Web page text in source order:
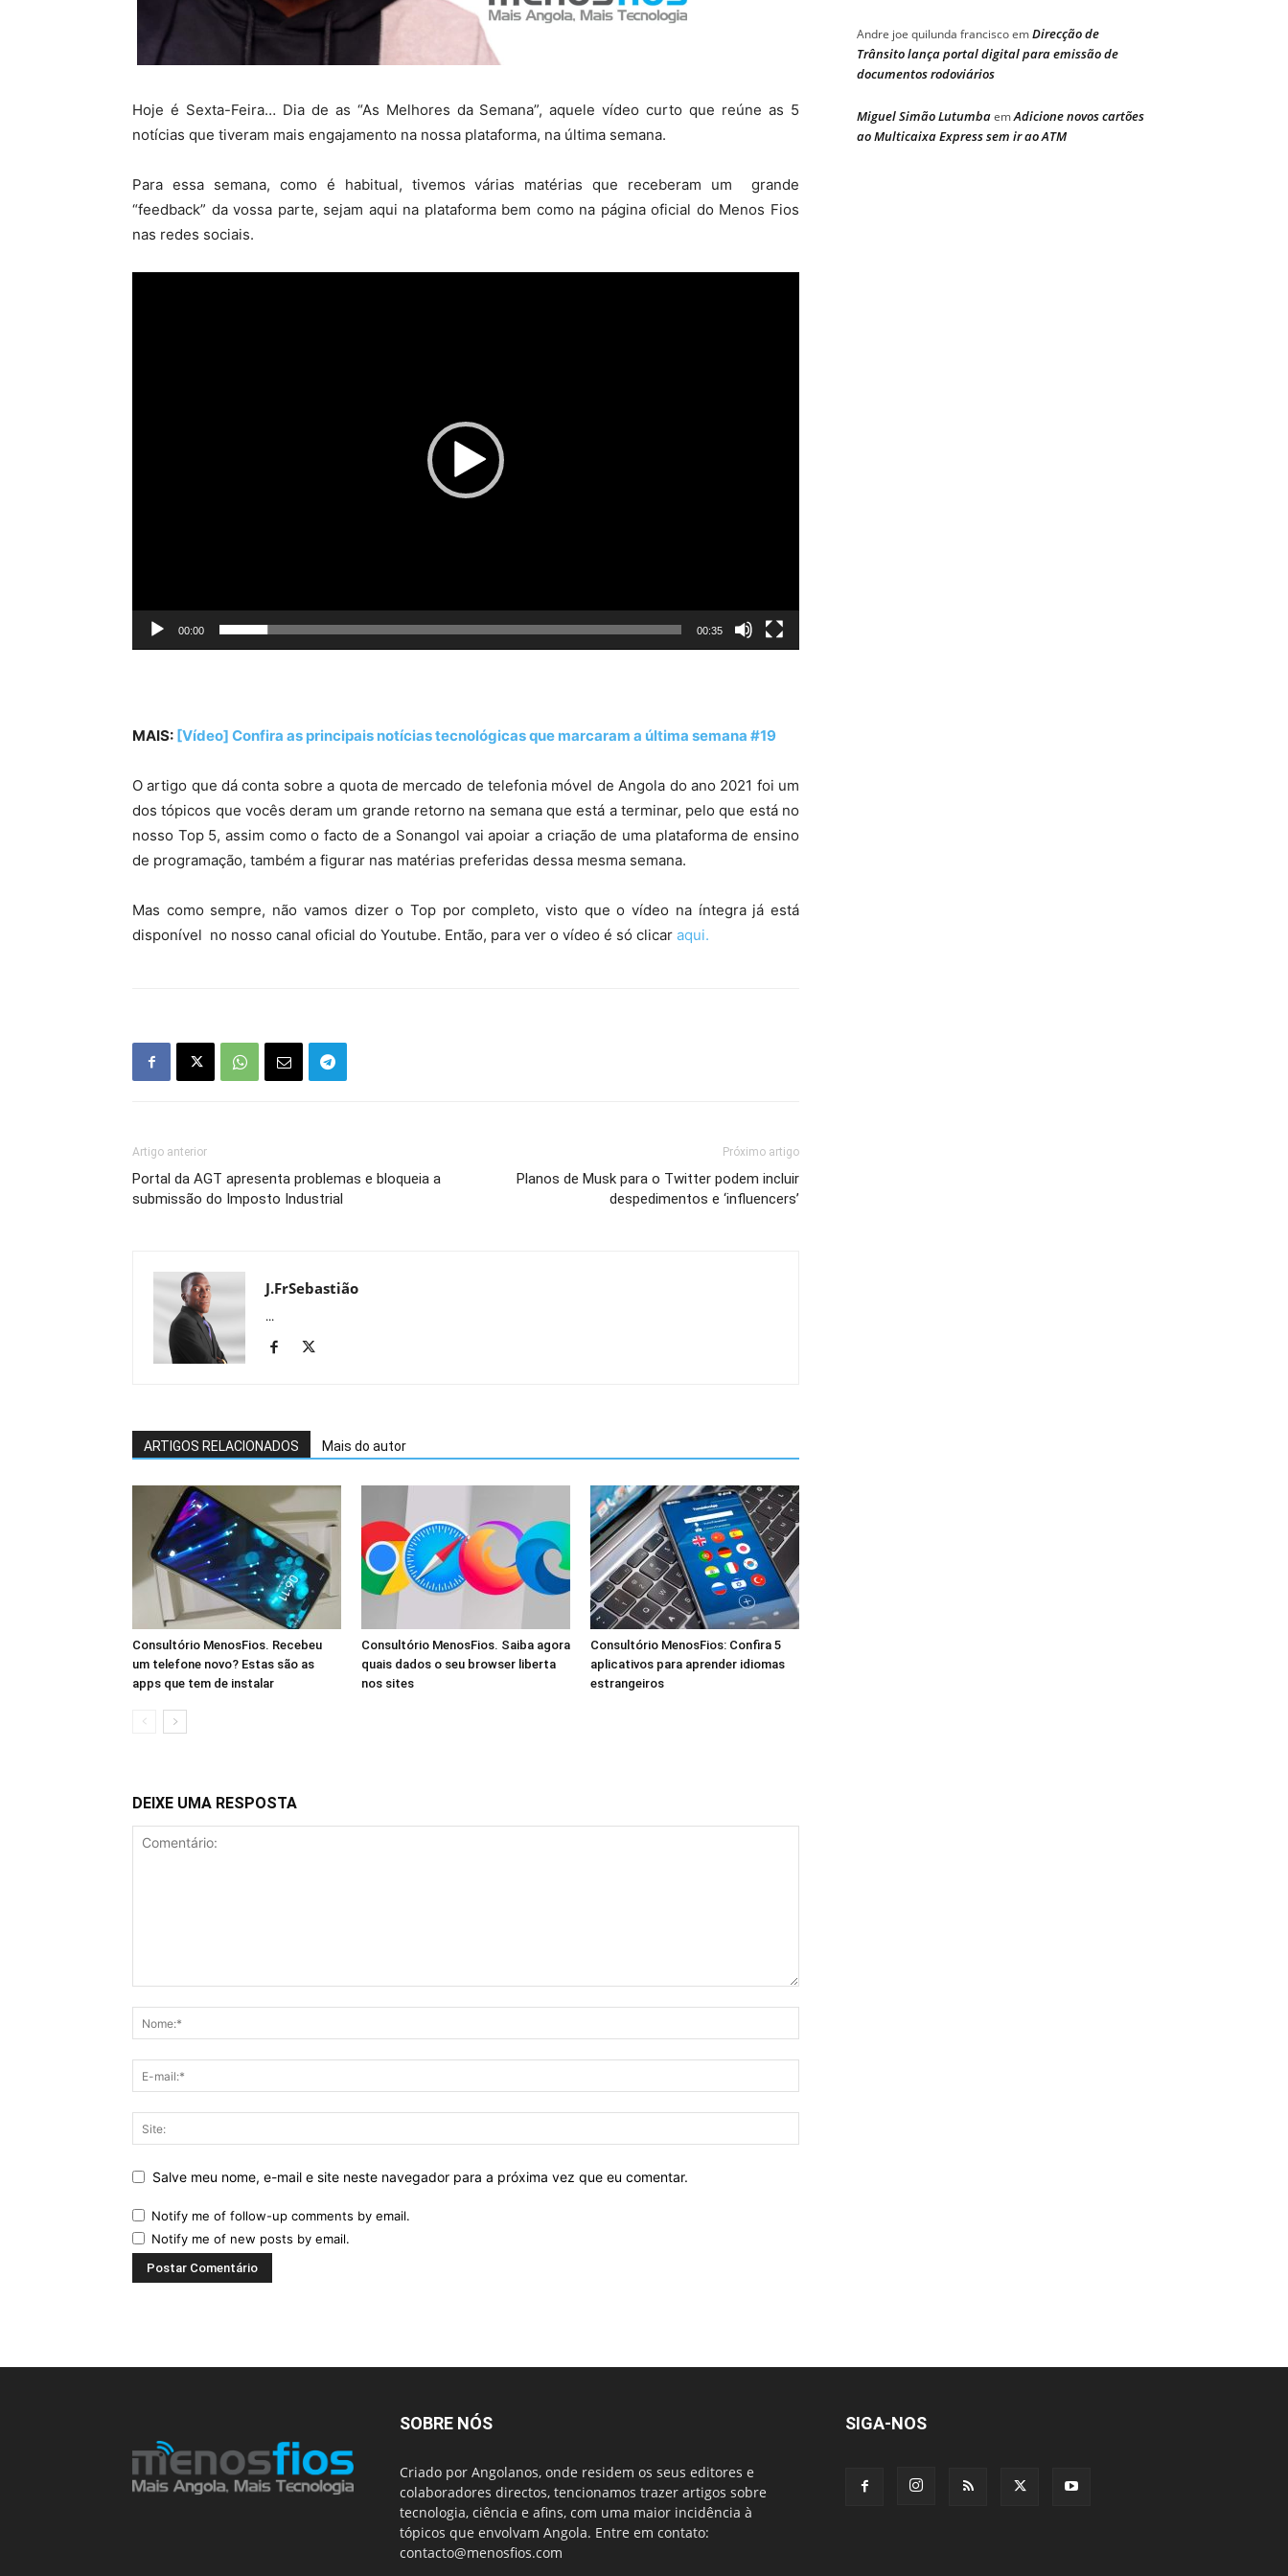
Hoje é Sexta-Feira… Dia de as “As Melhores da Semana”, aquele vídeo curto que reúne as 5
notícias que tiveram mais engajamento na nossa plataforma, na última semana.
Para essa semana, como é habitual, tivemos várias matérias que receberam um grande
“feedback” da vossa parte, sejam aqui na plataforma bem como na página oficial do Menos Fios
nas redes sociais.
00:00 00:35
MAIS: [Vídeo] Confira as principais notícias tecnológicas que marcaram a última semana #19
O artigo que dá conta sobre a quota de mercado de telefonia móvel de Angola do ano 2021 foi um
dos tópicos que vocês deram um grande retorno na semana que está a terminar, pelo que está no
nosso Top 5, assim como o facto de a Sonangol vai apoiar a criação de uma plataforma de ensino
de programação, também a figurar nas matérias preferidas dessa mesma semana.
Mas como sempre, não vamos dizer o Top por completo, visto que o vídeo na íntegra já está
disponível no nosso canal oficial do Youtube. Então, para ver o vídeo é só clicar aqui.
Artigo anterior
Portal da AGT apresenta problemas e bloqueia a
submissão do Imposto Industrial
Próximo artigo
Planos de Musk para o Twitter podem incluir
despedimentos e ‘influencers’
J.FrSebastião
...
ARTIGOS RELACIONADOS Mais do autor
Consultório MenosFios. Recebeu
um telefone novo? Estas são as
apps que tem de instalar
Consultório MenosFios. Saiba agora
quais dados o seu browser liberta
nos sites
Consultório MenosFios: Confira 5
aplicativos para aprender idiomas
estrangeiros
DEIXE UMA RESPOSTA
Salve meu nome, e-mail e site neste navegador para a próxima vez que eu comentar.
Notify me of follow-up comments by email.
Notify me of new posts by email.
Andre joe quilunda franciscoemDirecção de
Trânsito lança portal digital para emissão de
documentos rodoviários
Miguel Simão LutumbaemAdicione novos cartões
ao Multicaixa Express sem ir ao ATM
SOBRE NÓS
Criado por Angolanos, onde residem os seus editores e
colaboradores directos, tencionamos trazer artigos sobre
tecnologia, ciência e afins, com uma maior incidência à
tópicos que envolvam Angola. Entre em contato:
contacto@menosfios.com
SIGA-NOS